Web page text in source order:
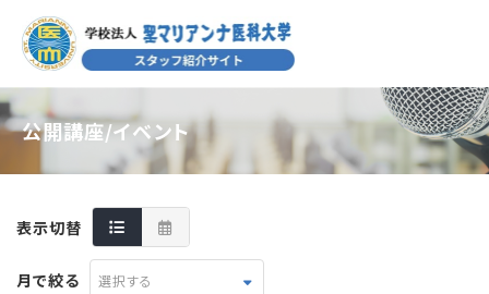
公開講座/イベント
表示切替
月で絞る 選択する